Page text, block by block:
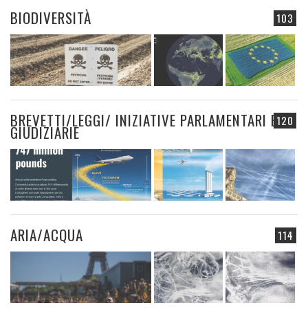
103
BIODIVERSITÀ
120
BREVETTI/LEGGI/ INIZIATIVE PARLAMENTARI E
GIUDIZIARIE
114
ARIA/ACQUA